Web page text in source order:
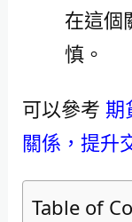
在這個
慎。
可以參考 期
關係，提升
Table of